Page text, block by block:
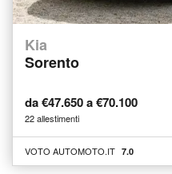
Kia
Sorento
da €47.650 a €70.100
22 allestimenti
VOTO AUTOMOTO.IT 7.0